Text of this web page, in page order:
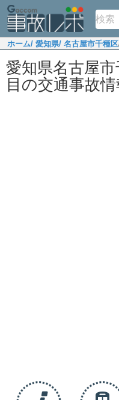
ホーム/ 愛知県/ 名古屋市千種区
愛知県名古屋
目の交通事故情